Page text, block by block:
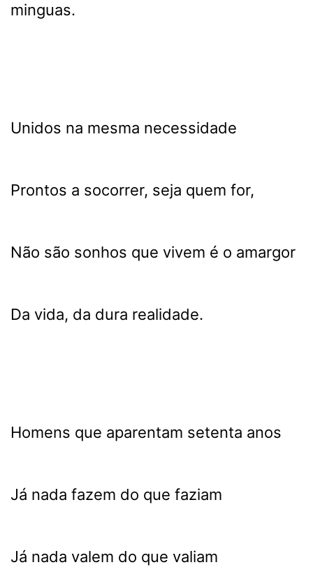
minguas.
Unidos na mesma necessidade
Prontos a socorrer, seja quem for,
Não são sonhos que vivem é o amargor
Da vida, da dura realidade.
Homens que aparentam setenta anos
Já nada fazem do que faziam
Já nada valem do que valiam